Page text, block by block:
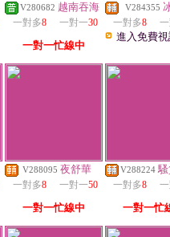
V280682 越南吞海
一對多8 一對一30
一對一忙線中
V284355
一對多8
進入免費
V288095 夜舒華
一對多8 一對一50
一對一忙線中
V288224
一對多8
一對一忙